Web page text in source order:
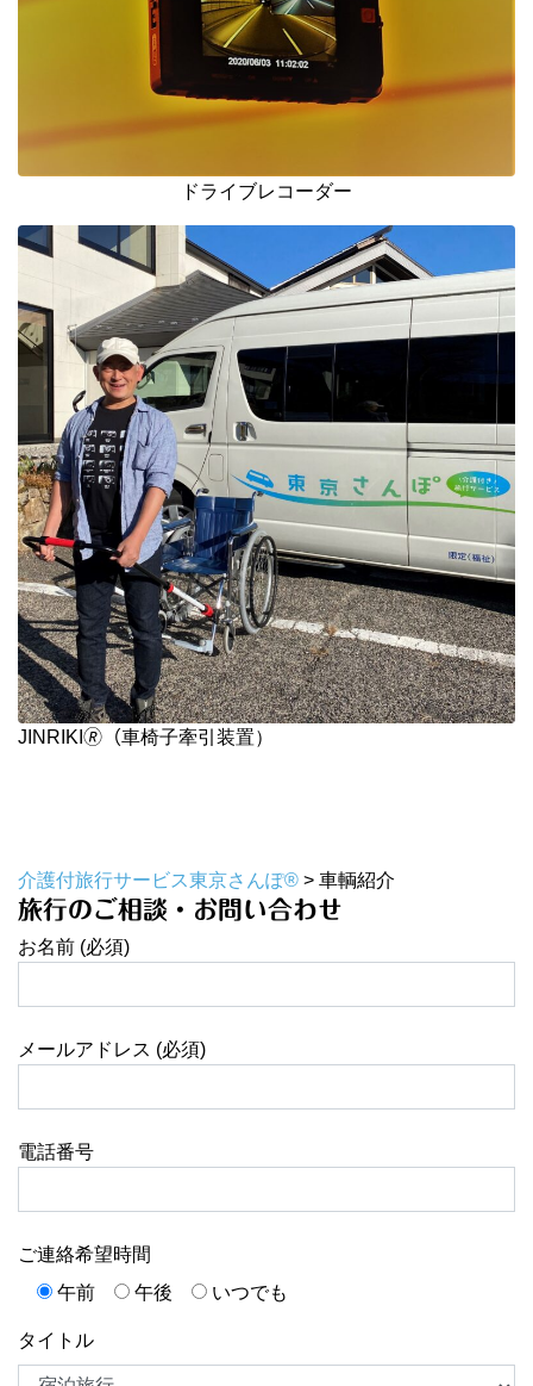
ドライブレコーダー
JINRIKI🄬（車椅子牽引装置）
介護付旅行サービス東京さんぽ® > 車輌紹介
旅行のご相談・お問い合わせ
お名前 (必須)
メールアドレス (必須)
電話番号
ご連絡希望時間
午前
午後 いつでも
タイトル